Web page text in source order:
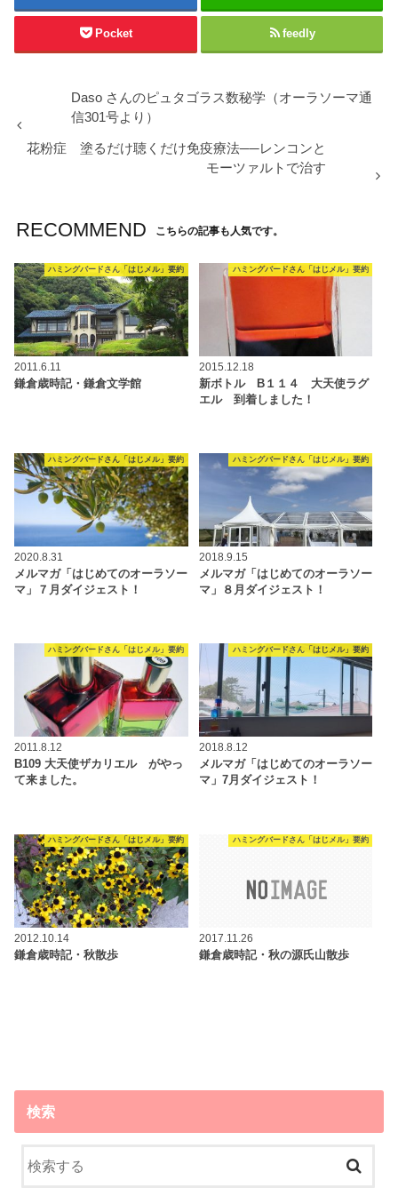
Pocket feedly
Daso さんのピュタゴラス数秘学（オーラソーマ通
信301号より）
花粉症 塗るだけ聴くだけ免疫療法──レンコンと
モーツァルトで治す
RECOMMEND こちらの記事も人気です。
ハミングバードさん「はじメル」要約
2011.6.11
鎌倉歳時記・鎌倉文学館
ハミングバードさん「はじメル」要約
2015.12.18
新ボトル B１１４ 大天使ラグ
エル 到着しました！
ハミングバードさん「はじメル」要約
2020.8.31
メルマガ「はじめてのオーラソー
マ」７月ダイジェスト！
ハミングバードさん「はじメル」要約
2018.9.15
メルマガ「はじめてのオーラソー
マ」８月ダイジェスト！
ハミングバードさん「はじメル」要約
2011.8.12
B109 大天使ザカリエル がやっ
て来ました。
ハミングバードさん「はじメル」要約
2018.8.12
メルマガ「はじめてのオーラソー
マ」7月ダイジェスト！
ハミングバードさん「はじメル」要約
2012.10.14
鎌倉歳時記・秋散歩
ハミングバードさん「はじメル」要約
2017.11.26
鎌倉歳時記・秋の源氏山散歩
検索